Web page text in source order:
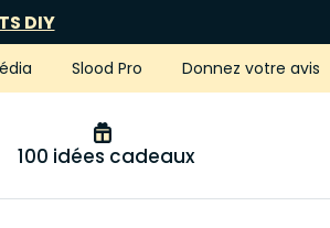
DIY
Slood Pro Donnez votre avis
100 idées cadeaux